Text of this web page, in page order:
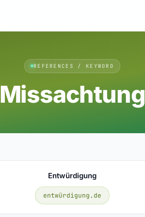
REFERENCES / KEYWORD
Missachtung
Entwürdigung
entwürdigung.de